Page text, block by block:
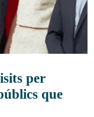
per
que